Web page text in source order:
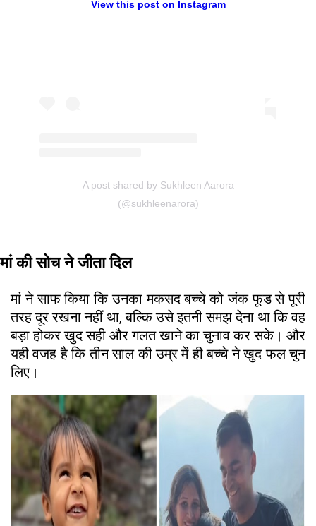
View this post on Instagram
A post shared by Sukhleen Aarora
(@sukhleenarora)
मां की सोच ने जीता दिल
मां ने साफ किया कि उनका मकसद बच्चे को जंक फूड से पूरी
तरह दूर रखना नहीं था, बल्कि उसे इतनी समझ देना था कि वह
बड़ा होकर खुद सही और गलत खाने का चुनाव कर सके। और
यही वजह है कि तीन साल की उम्र में ही बच्चे ने खुद फल चुन
लिए।